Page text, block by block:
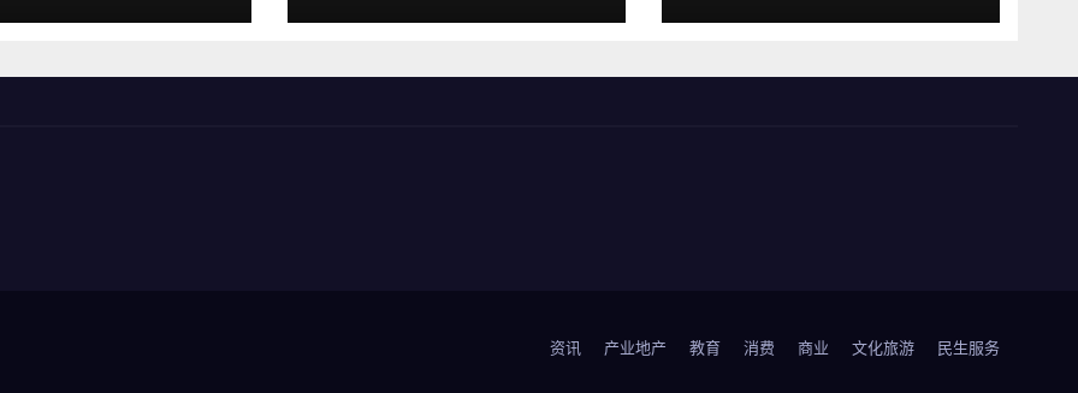
资讯 产业地产 教育 消费 商业 文化旅游 民生服务